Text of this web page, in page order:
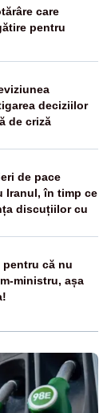
care
pentru
deciziilor
de criză
de pace
Iranul, în timp ce
discuțiilor cu
pentru că nu
ministru, așa